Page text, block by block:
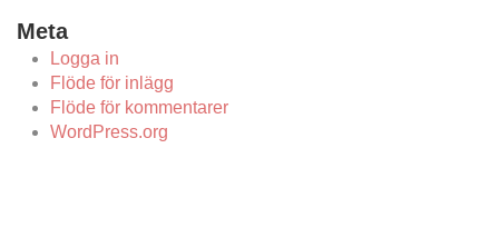
Meta
Logga in
Flöde för inlägg
Flöde för kommentarer
WordPress.org